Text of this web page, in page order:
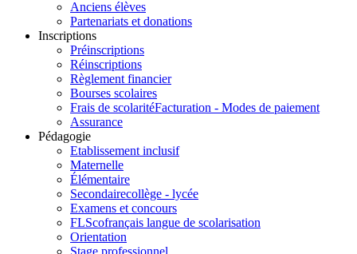
Anciens élèves
Partenariats et donations
Inscriptions
Préinscriptions
Réinscriptions
Règlement financier
Bourses scolaires
Frais de scolaritéFacturation - Modes de paiement
Assurance
Pédagogie
Etablissement inclusif
Maternelle
Élémentaire
Secondairecollège - lycée
Examens et concours
FLScofrançais langue de scolarisation
Orientation
Stage professionnel